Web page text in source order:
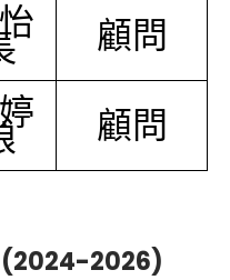
顧問
顧問
(2024-2026)